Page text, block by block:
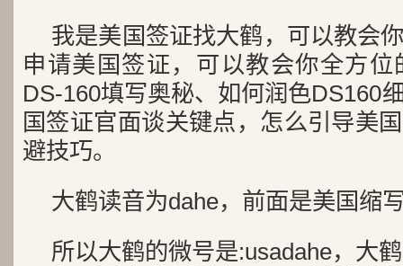
我是美国签证找大鹤，可以教会
申请美国签证，可以教会你全方
DS-160填写奥秘、如何润色DS160
国签证官面谈关键点，怎么引导美
避技巧。
大鹤读音为dahe，前面是美国缩
所以大鹤的微号是:usadahe，大